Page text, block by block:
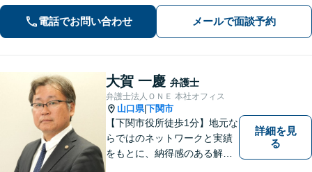
問題／交通事故等、あなたの味方とし
て尽力します【完全個室】【下関駅5
分】
電話でお問い合わせ メールで面談予約
大賀 一慶 弁護士
弁護士法人ＯＮＥ 本社オフィス
山口県|下関市
【下関市役所徒歩1分】地元な
らではのネットワークと実績
をもとに、納得感のある解決
詳細を見
る